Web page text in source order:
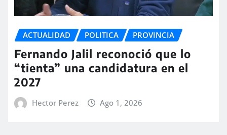
ACTUALIDAD POLITICA PROVINCIA
Fernando Jalil reconoció que lo
“tienta” una candidatura en el
2027
Hector Perez Ago 1, 2026